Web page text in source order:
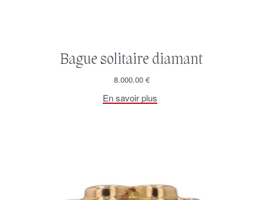
Bague solitaire diamant
8.000.00 €
En savoir plus